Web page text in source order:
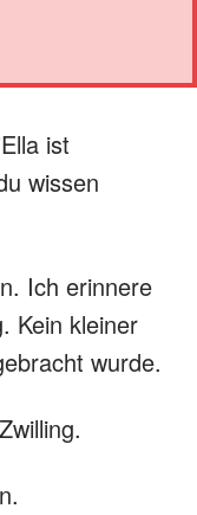
ist
wissen
Ich erinnere
Kein kleiner
wurde.